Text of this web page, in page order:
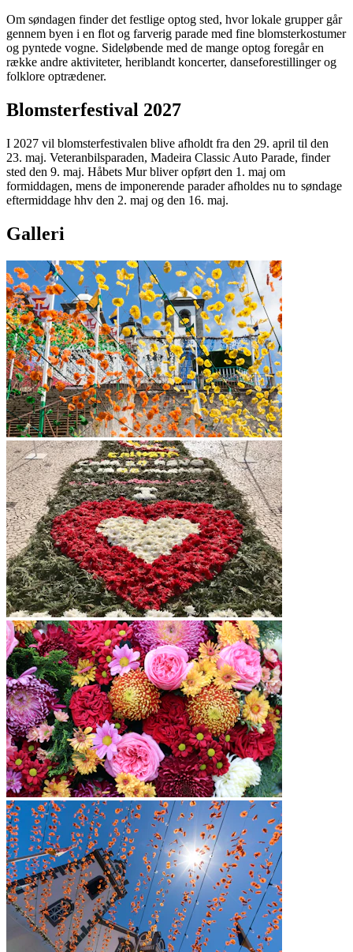
Om søndagen finder det festlige optog sted, hvor lokale grupper går
gennem byen i en flot og farverig parade med fine blomsterkostumer
og pyntede vogne. Sideløbende med de mange optog foregår en
række andre aktiviteter, heriblandt koncerter, danseforestillinger og
folklore optrædener.
Blomsterfestival 2027
I 2027 vil blomsterfestivalen blive afholdt fra den 29. april til den
23. maj. Veteranbilsparaden, Madeira Classic Auto Parade, finder
sted den 9. maj. Håbets Mur bliver opført den 1. maj om
formiddagen, mens de imponerende parader afholdes nu to søndage
eftermiddage hhv den 2. maj og den 16. maj.
Galleri